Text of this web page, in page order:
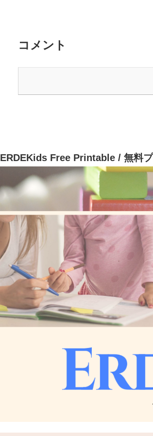
コメント
ERDEKids Free Printable / 無料